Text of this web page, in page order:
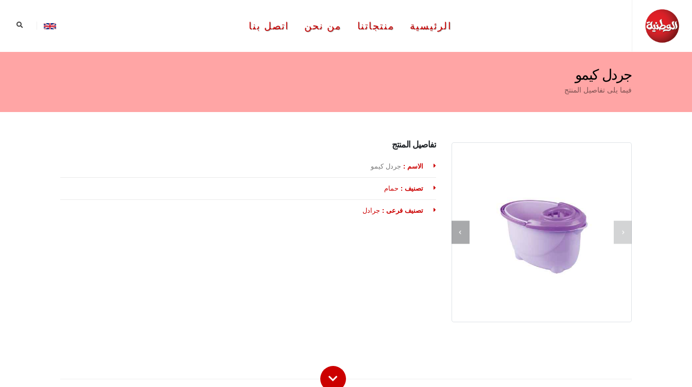
الرئيسية منتجاتنا من نحن اتصل بنا
جردل كيمو
فيما يلى تفاصيل المنتج
تفاصيل المنتج
الاسم : جردل كيمو
تصنيف : حمام
تصنيف فرعى : جرادل